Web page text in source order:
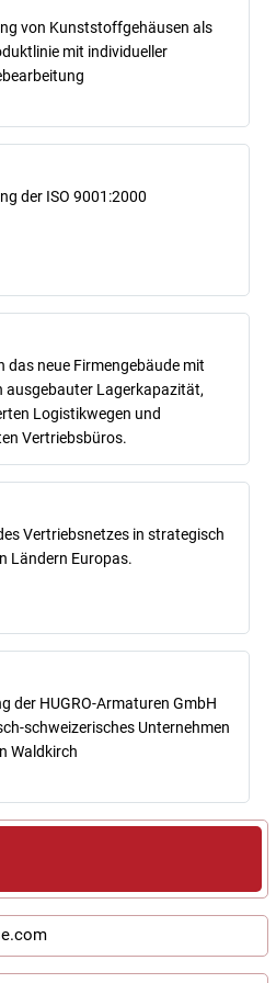
von Kunststoffgehäusen als
mit individueller
der ISO 9001:2000
das neue Firmengebäude mit
ausgebauter Lagerkapazität,
Logistikwegen und
Vertriebsbüros.
Vertriebsnetzes in strategisch
Ländern Europas.
der HUGRO-Armaturen GmbH
schweizerisches Unternehmen
Waldkirch
Hier online Gehäuse nach